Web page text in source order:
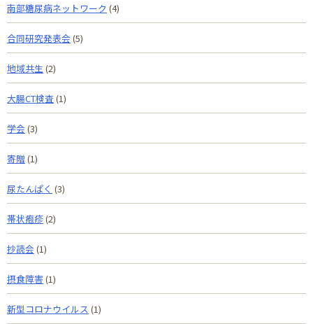
南部糖尿病ネットワーク (4)
合同研究発表会 (5)
地域共生 (2)
大腸CT検査(1)
学会 (3)
寄贈 (1)
尿たんぱく (3)
帯状疱疹(2)
抄読会 (1)
摂食障害 (1)
新型コロナウイルス (1)